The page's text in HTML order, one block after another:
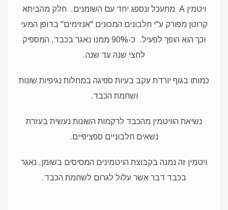
ויטמין A מתעכל ונספג יחד עם השומנים.
חלק מהביתא
קרוטן מפורק ע"י חלבונים המכונים "אנזימים" בדופן המעי
וכך הוא הופך לפעיל.
כ-90% ממנו נאגר בכבד, המספיק
לחצי שנה עד שנה.
כמותו בגוף יורדת עקב בעיות ספיגה במחלות נגיפיות שונות
ושחמת הכבד.
נשיאת הוויטמין מהכבד לרקמות השונות נעשית בעזרת
נשאים חלבוניים ספציפיים.
ויטמין זה נמנה בקבוצת הויטמינים המסיסים בשומן, נאגר
בכבד דבר אשר עלול לגרום לשחמת הכבד.